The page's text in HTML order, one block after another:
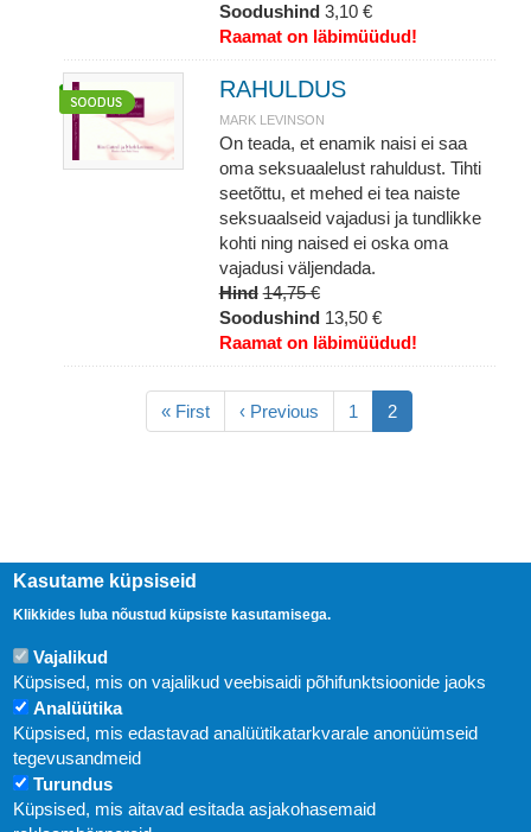
Soodushind 3,10 €
Raamat on läbimüüdud!
RAHULDUS
MARK LEVINSON
On teada, et enamik naisi ei saa
oma seksuaalelust rahuldust. Tihti
seetõttu, et mehed ei tea naiste
seksuaalseid vajadusi ja tundlikke
kohti ning naised ei oska oma
vajadusi väljendada.
Hind 14,75 €
Soodushind 13,50 €
Raamat on läbimüüdud!
Pagination
Esimene
leht
« First
Eelmine
leht
‹ Previous Lehekülg
1
Eesolev
leht
2
Uudised
Kasutame küpsiseid
Klikkides luba nõustud küpsiste kasutamisega.
Vajalikud
Küpsised, mis on vajalikud veebisaidi põhifunktsioonide jaoks
Analüütika
Küpsised, mis edastavad analüütikatarkvarale anonüümseid
tegevusandmeid
Turundus
Küpsised, mis aitavad esitada asjakohasemaid